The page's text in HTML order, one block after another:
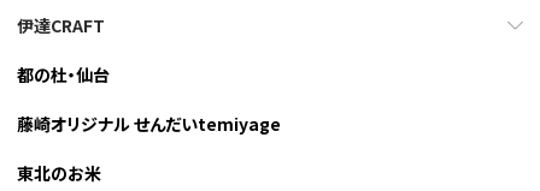
伊達CRAFT
都の杜・仙台
藤崎オリジナル せんだいtemiyage
東北のお米